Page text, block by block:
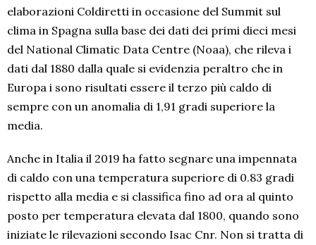
elaborazioni Coldiretti in occasione del Summit sul
clima in Spagna sulla base dei dati dei primi dieci mesi
del National Climatic Data Centre (Noaa), che rileva i
dati dal 1880 dalla quale si evidenzia peraltro che in
Europa i sono risultati essere il terzo più caldo di
sempre con un anomalia di 1,91 gradi superiore la
media.
Anche in Italia il 2019 ha fatto segnare una impennata
di caldo con una temperatura superiore di 0.83 gradi
rispetto alla media e si classifica fino ad ora al quinto
posto per temperatura elevata dal 1800, quando sono
iniziate le rilevazioni secondo Isac Cnr. Non si tratta di